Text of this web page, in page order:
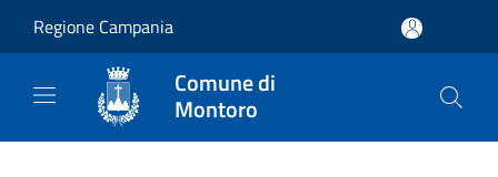
Regione Campania
Comune di
Montoro